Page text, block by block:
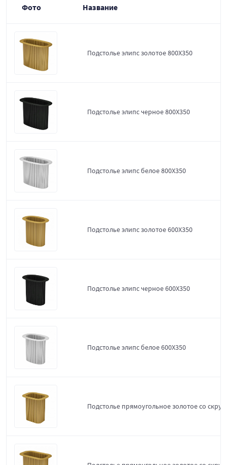
Фото Название
Подстолье элипс золотое 800Х350
Подстолье элипс черное 800Х350
Подстолье элипс белое 800Х350
Подстолье элипс золотое 600Х350
Подстолье элипс черное 600Х350
Подстолье элипс белое 600Х350
Подстолье прямоугольное золотое со